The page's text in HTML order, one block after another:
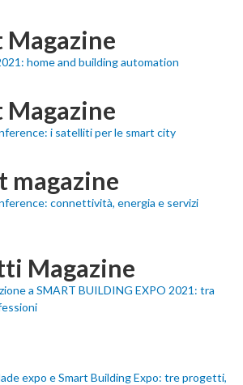
Magazine
home and building automation
Magazine
i satelliti per le smart city
magazine
connettività, energia e servizi
Magazine
a SMART BUILDING EXPO 2021: tra
expo e Smart Building Expo: tre progetti,